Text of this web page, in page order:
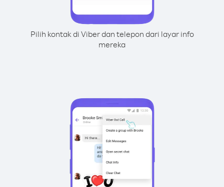
Pilih kontak di Viber dan telepon dari layar info
mereka